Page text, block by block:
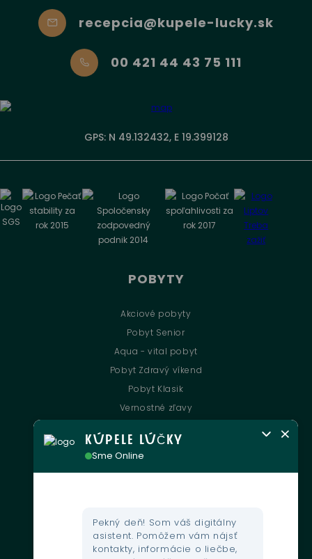
recepcia@kupele-lucky.sk
00 421 44 43 75 111
GPS: N 49.132432, E 19.399128
POBYTY
Akciové pobyty
Pobyt Senior
Aqua - vital pobyt
Pobyt Zdravý víkend
Pobyt Klasik
Vernostné zľavy
UŽITOČNÉ INFORMÁCIE
Gastronómia
Mapa areálu
KÚPELE LÚČKY
Sme Online
Pekný deň! Som váš digitálny
asistent. Pomôžem vám nájsť
kontakty, informácie o liečbe,